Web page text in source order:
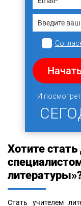
И
Хотите
Стать учителем